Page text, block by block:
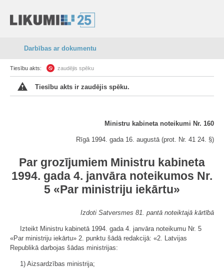
Darbības ar dokumentu
Tiesību akts: zaudējis spēku
Tiesību akts ir zaudējis spēku.
Ministru kabineta noteikumi Nr. 160
Rīgā 1994. gada 16. augustā (prot. Nr. 41 24. §)
Par grozījumiem Ministru kabineta
1994. gada 4. janvāra noteikumos Nr.
5 «Par ministriju iekārtu»
Izdoti Satversmes 81. pantā noteiktajā kārtībā
Izteikt Ministru kabinetā 1994. gada 4. janvāra noteikumu Nr. 5
«Par ministriju iekārtu» 2. punktu šādā redakcijā: «2. Latvijas
Republikā darbojas šādas ministrijas:
1) Aizsardzības ministrija;